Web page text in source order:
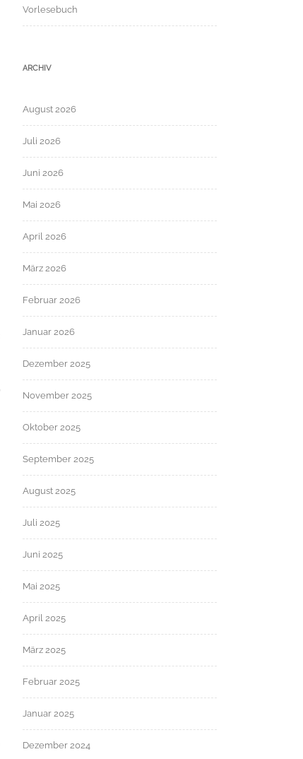
Vorlesebuch
ARCHIV
August 2026
Juli 2026
Juni 2026
Mai 2026
April 2026
März 2026
Februar 2026
Januar 2026
Dezember 2025
November 2025
Oktober 2025
September 2025
August 2025
Juli 2025
Juni 2025
Mai 2025
April 2025
März 2025
Februar 2025
Januar 2025
Dezember 2024